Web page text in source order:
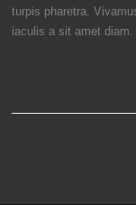
turpis pharetra.
iaculis a sit amet diam.